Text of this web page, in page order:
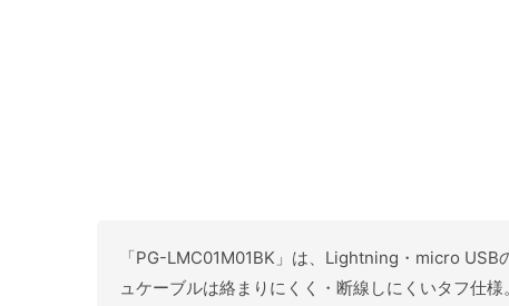
「PG-LMC01M01BK」は、Lightning・micro
ュケーブルは絡まりにくく・断線しにくいタフ仕